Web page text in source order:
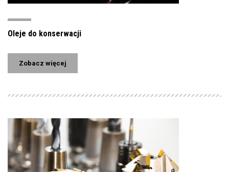
Oleje do konserwacji
Zobacz więcej